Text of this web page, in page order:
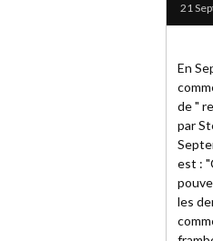
21
En
de "
par
est :
les